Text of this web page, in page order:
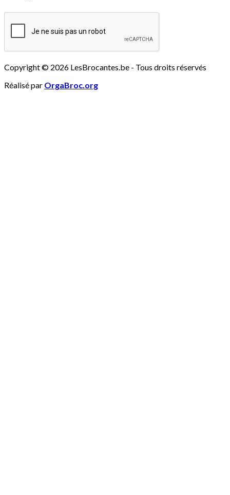
Copyright © 2026 LesBrocantes.be - Tous droits réservés
Réalisé par OrgaBroc.org